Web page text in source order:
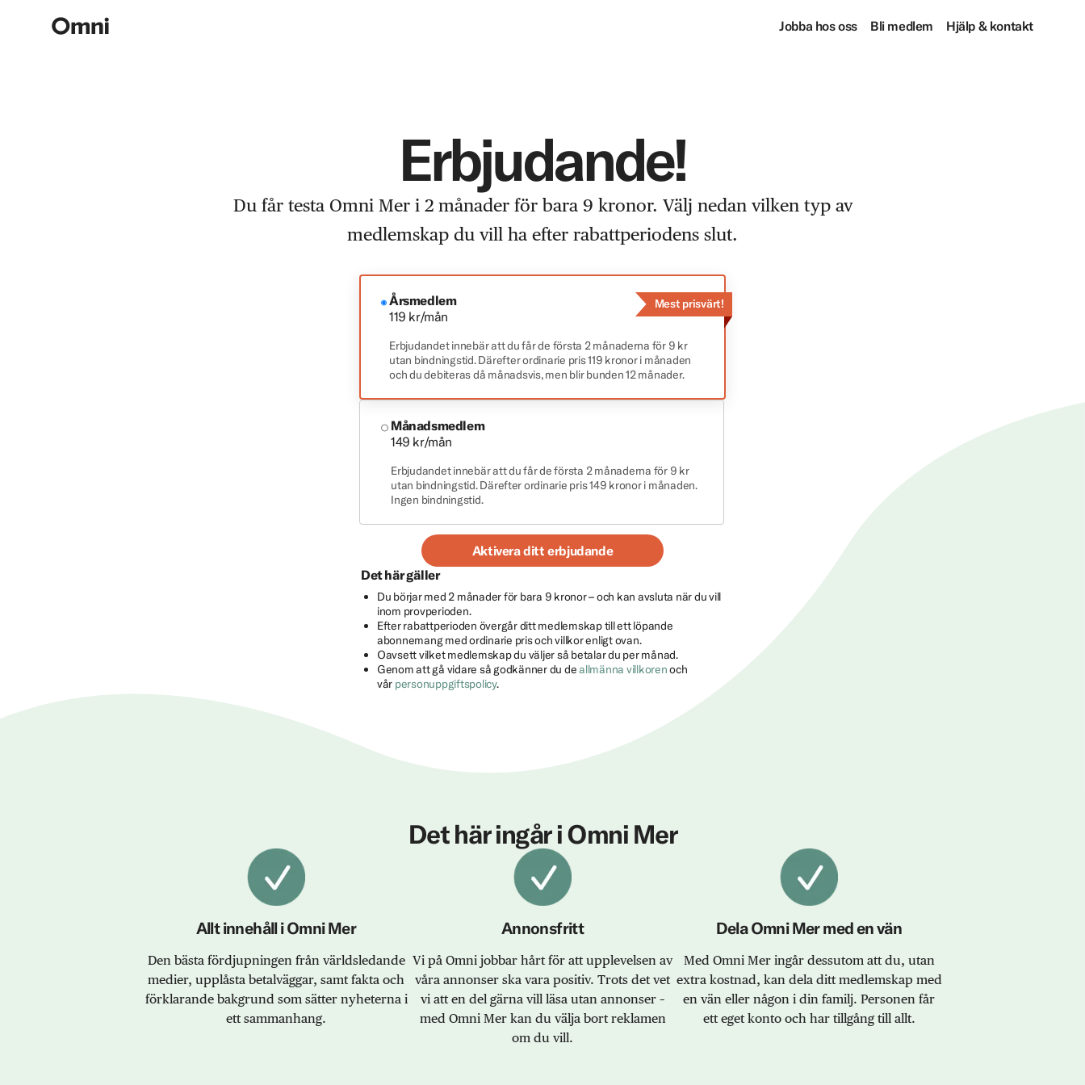
Jobba hos oss Bli medlem Hjälp & kontakt
Erbjudande!
Du får testa Omni Mer i 2 månader för bara 9 kronor. Välj nedan vilken typ av
medlemskap du vill ha efter rabattperiodens slut.
Årsmedlem
119 kr/mån
Erbjudandet innebär att du får de första 2 månaderna för 9 kr
utan bindningstid. Därefter ordinarie pris 119 kronor i månaden
och du debiteras då månadsvis, men blir bunden 12 månader.
Mest prisvärt!
Månadsmedlem
149 kr/mån
Erbjudandet innebär att du får de första 2 månaderna för 9 kr
utan bindningstid. Därefter ordinarie pris 149 kronor i månaden.
Ingen bindningstid.
Aktivera ditt erbjudande
Det här gäller
Du börjar med 2 månader för bara 9 kronor – och kan avsluta när du vill
inom provperioden.
Efter rabattperioden övergår ditt medlemskap till ett löpande
abonnemang med ordinarie pris och villkor enligt ovan.
Oavsett vilket medlemskap du väljer så betalar du per månad.
Genom att gå vidare så godkänner du deallmänna villkorenoch
vår personuppgiftspolicy.
Det här ingår i Omni Mer
Allt innehåll i Omni Mer
Den bästa fördjupningen från världsledande
medier, upplåsta betalväggar, samt fakta och
förklarande bakgrund som sätter nyheterna i
ett sammanhang.
Annonsfritt
Vi på Omni jobbar hårt för att upplevelsen av
våra annonser ska vara positiv. Trots det vet
vi att en del gärna vill läsa utan annonser –
med Omni Mer kan du välja bort reklamen
om du vill.
Dela Omni Mer med en vän
Med Omni Mer ingår dessutom att du, utan
extra kostnad, kan dela ditt medlemskap med
en vän eller någon i din familj. Personen får
ett eget konto och har tillgång till allt.